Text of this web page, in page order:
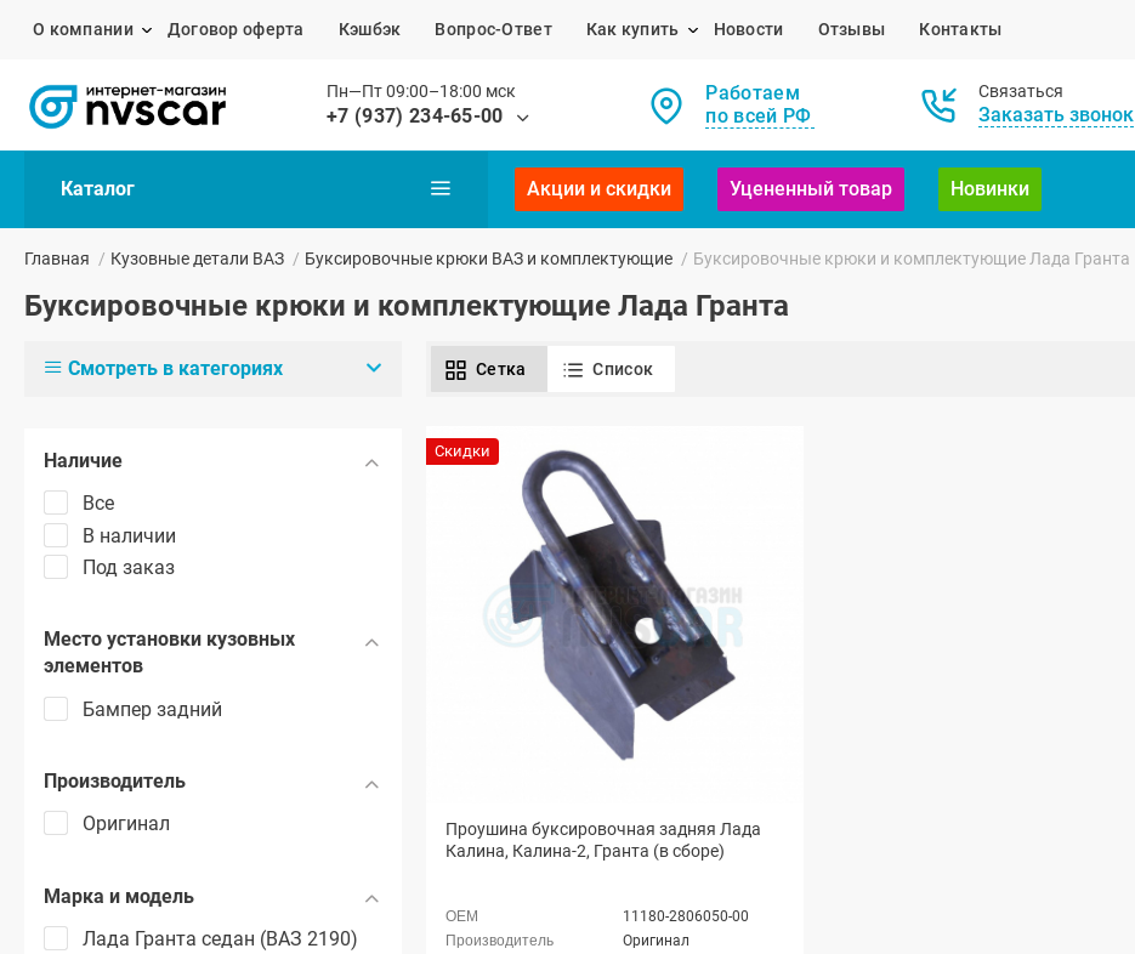
О компании Договор оферта Кэшбэк Вопрос-Ответ Как купить Новости Отзывы Контакты
Пн—Пт 09:00–18:00 мск
+7 (937) 234-65-00
Работаем
по всей РФ
Связаться
Заказать звонок
Каталог Акции и скидки Уцененный товар Новинки
Главная / Кузовные детали ВАЗ / Буксировочные крюки ВАЗ и комплектующие / Буксировочные крюки и комплектующие Лада Гранта
Буксировочные крюки и комплектующие Лада Гранта
Смотреть в категориях
Наличие
Все
В наличии
Под заказ
Место установки кузовных
элементов
Бампер задний
Производитель
Оригинал
Марка и модель
Лада Гранта седан (ВАЗ 2190)
Сетка Список
Скидки
Проушина буксировочная задняя Лада
Калина, Калина-2, Гранта (в сборе)
11180-2806050-00
Оригинал